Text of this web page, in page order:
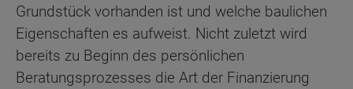
Grundstück vorhanden ist und welche baulichen
Eigenschaften es aufweist. Nicht zuletzt wird
bereits zu Beginn des persönlichen
Beratungsprozesses die Art der Finanzierung